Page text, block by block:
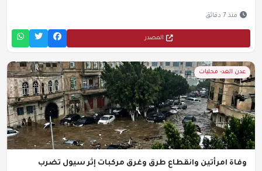
منذ 7 دقائق
المصدر
عدن الغد- محليات
وفاة امرأتين وانقطاع طرق وغرق مركبات إثر سيول تضرب